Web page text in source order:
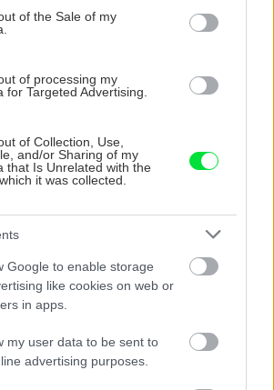
of the Sale of my
of processing my
for Targeted Advertising.
of Collection, Use,
and/or Sharing of my
that Is Unrelated with the
it was collected.
Google to enable storage
like cookies on web or
in apps.
my user data to be sent to
advertising purposes.